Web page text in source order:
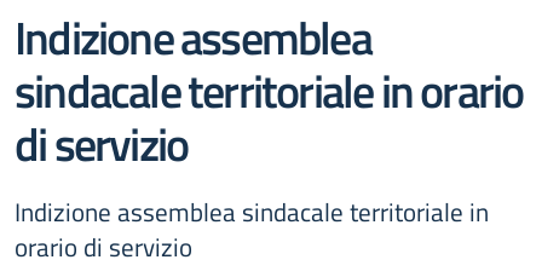
Indizione assemblea
sindacale territoriale in orario
di servizio
Indizione assemblea sindacale territoriale in
orario di servizio